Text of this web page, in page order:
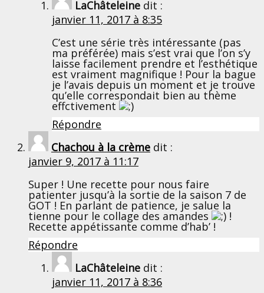
LaChâteleine dit :
janvier 11, 2017 à 8:35
C’est une série très intéressante (pas
ma préférée) mais s’est vrai que l’on s’y
laisse facilement prendre et l’esthétique
est vraiment magnifique ! Pour la bague
je l’avais depuis un moment et je trouve
qu’elle correspondait bien au thème
effctivement
Répondre
Chachou à la crème dit :
janvier 9, 2017 à 11:17
Super ! Une recette pour nous faire
patienter jusqu’à la sortie de la saison 7 de
GOT ! En parlant de patience, je salue la
tienne pour le collage des amandes !
Recette appétissante comme d’hab’ !
Répondre
LaChâteleine dit :
janvier 11, 2017 à 8:36